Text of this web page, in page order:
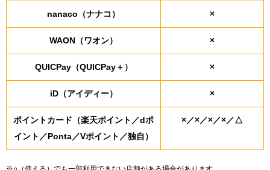
nanaco（ナナコ） ×
WAON（ワオン） ×
QUICPay（QUICPay＋） ×
iD（アイディー） ×
ポイントカード（楽天ポイント／dポ
イント／Ponta／Vポイント／独自）
×／×／×／×／△